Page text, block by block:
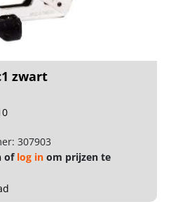
zwart
307903
of log in om prijzen te